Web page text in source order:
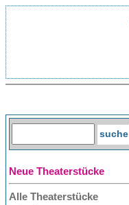
Neue Theaterstücke
Alle Theaterstücke